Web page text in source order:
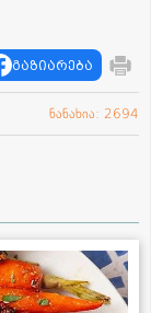
გაზიარება
ნანახია: 2694